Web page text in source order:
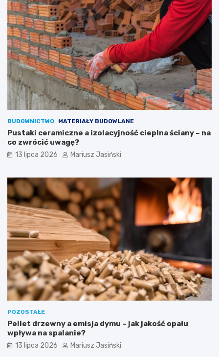
BUDOWNICTWO MATERIAŁY BUDOWLANE
Pustaki ceramiczne a izolacyjność cieplna ściany – na
co zwrócić uwagę?
13 lipca 2026 Mariusz Jasiński
POZOSTAŁE
Pellet drzewny a emisja dymu – jak jakość opału
wpływa na spalanie?
13 lipca 2026 Mariusz Jasiński